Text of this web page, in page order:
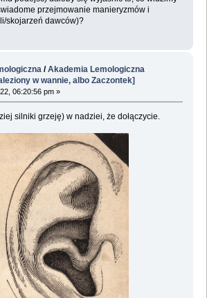
przejmowanie manieryzmów i
skojarzeń dawców)?
/Akademia Lemologiczna
w wannie, albo Zaczontek]
06:20:56 pm »
silniki grzeję) w nadziei, że dołączycie.